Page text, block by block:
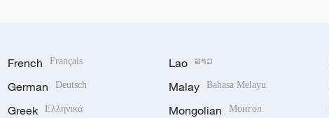
French Français
German Deutsch
Greek Ελληνικά
Lao ລາວ
Malay Bahasa Melayu
Mongolian Монгол